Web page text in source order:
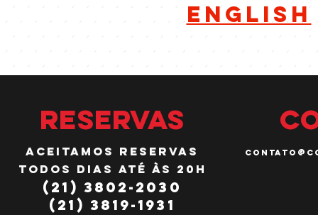
english
RESERVAS
ACEITAMOS RESERVAS
TODOS DIAS ATÉ àS 20H
(21) 3802-2030
(21) 3819-1931